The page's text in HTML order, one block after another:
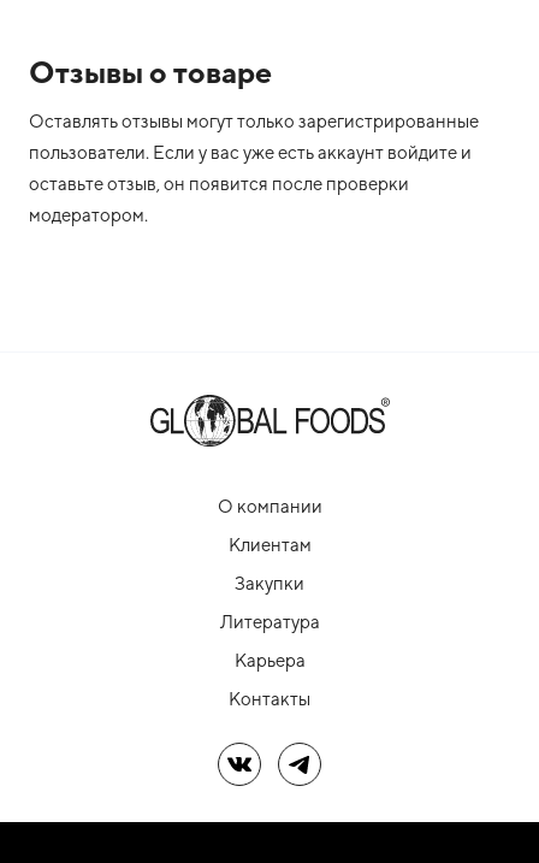
Отзывы о товаре
Оставлять отзывы могут только зарегистрированные
пользователи. Если у вас уже есть аккаунт войдите и
оставьте отзыв, он появится после проверки
модератором.
О компании
Клиентам
Закупки
Литература
Карьера
Контакты
Мы в ВКМы в Telegram